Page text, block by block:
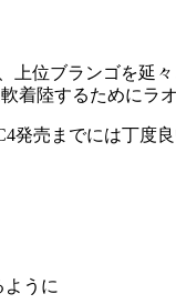
上位ブランゴを延
着陸するためにラ
発売までには丁度
ように